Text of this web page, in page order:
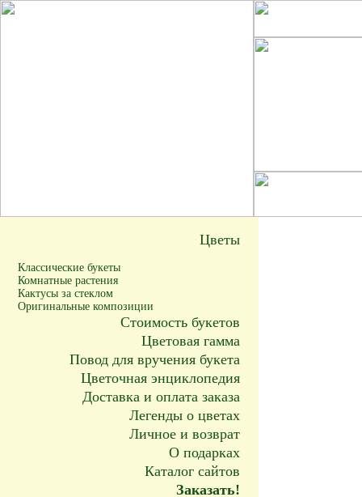
Цветы
Классические букеты
Комнатные растения
Кактусы за стеклом
Оригинальные композиции
Стоимость букетов
Цветовая гамма
Повод для вручения букета
Цветочная энциклопедия
Доставка и оплата заказа
Легенды о цветах
Личное и возврат
О подарках
Каталог сайтов
Заказать!